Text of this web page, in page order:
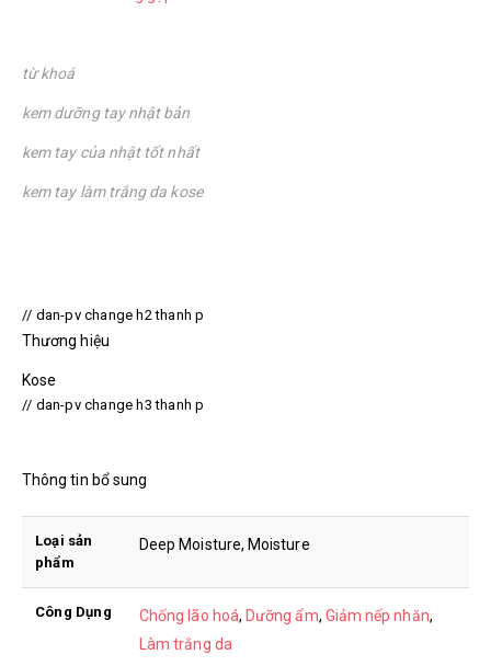
từ khoá
kem dưỡng tay nhật bản
kem tay của nhật tốt nhất
kem tay làm trắng da kose
// dan-pv change h2 thanh p
Thương hiệu
Kose
// dan-pv change h3 thanh p
Thông tin bổ sung
Loại sản
phẩm
Deep Moisture, Moisture
Công Dụng Chống lão hoá, Dưỡng ẩm, Giảm nếp nhăn,
Làm trắng da